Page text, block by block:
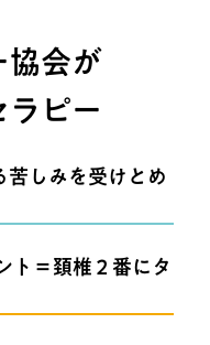
協会が
ラピー
苦しみを受けとめ
ト＝頚椎２番にタ